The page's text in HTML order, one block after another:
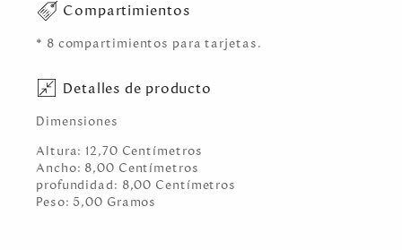
Compartimientos
* 8 compartimientos para tarjetas.
Detalles de producto
Dimensiones
Altura: 12,70 Centímetros
Ancho: 8,00 Centímetros
profundidad: 8,00 Centímetros
Peso:5,00 Gramos